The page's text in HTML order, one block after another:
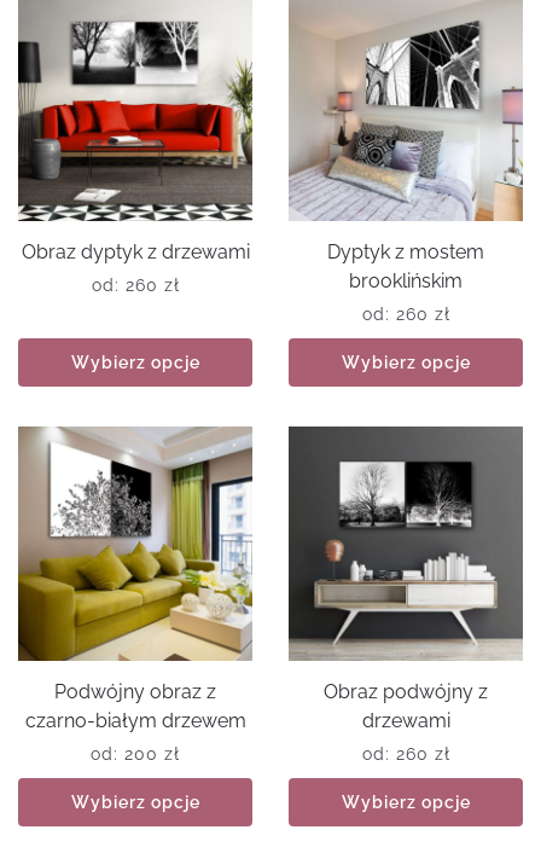
Obraz dyptyk z drzewami
od: 260 zł
Wybierz opcje
Dyptyk z mostem
brooklińskim
od: 260 zł
Wybierz opcje
Podwójny obraz z
czarno-białym drzewem
od: 200 zł
Wybierz opcje
Obraz podwójny z
drzewami
od: 260 zł
Wybierz opcje